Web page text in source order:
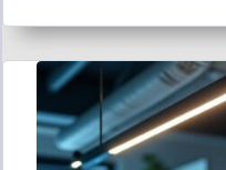
avis
ce
blog
business,
RH
services